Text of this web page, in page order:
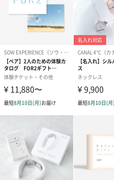
フラワーテディベア
（2,390円）
テディ
（
紅茶・コーヒー・スイーツ
紅茶・コーヒー・スイーツを同
への＋αにおすすめです。